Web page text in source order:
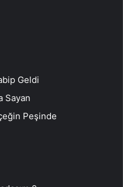
Geldi
Sayan
Peşinde